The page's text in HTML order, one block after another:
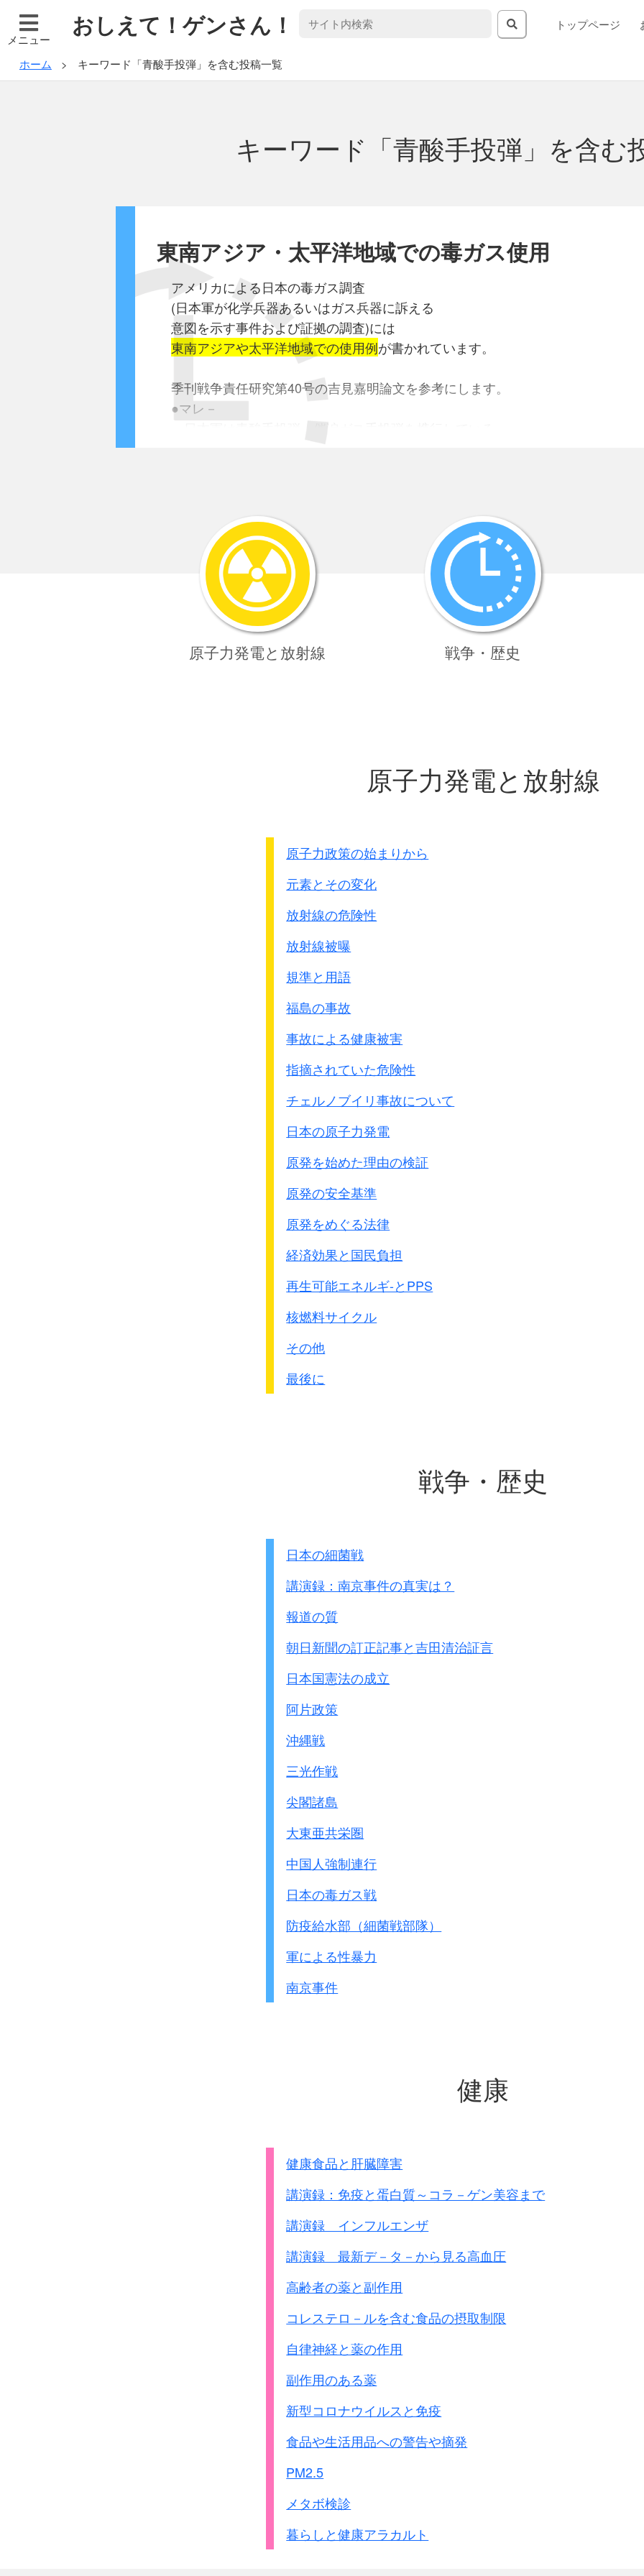
メニュー おしえて！ゲンさん！ トップページ
ホーム キーワード「青酸手投弾」を含む投稿一覧
キーワード「青酸手投弾」を含む
東南アジア・太平洋地域での毒ガス使用
アメリカによる日本の毒ガス調査
(日本軍が化学兵器あるいはガス兵器に訴える
意図を示す事件および証拠の調査)には
東南アジアや太平洋地域での使用例が書かれています。
季刊戦争責任研究第40号の吉見嘉明論文を参考にします。
●マレ－
日本軍は青酸手投弾・催涙ガス手投弾を携行している。
1）1942年12月25日、ニュ－ギニアのSapetoで、
日本軍が催涙ガス筒・嘔吐性ガス筒を放棄。
2）1943年2月6日、ガダルカナル島で青酸ガス手投弾を捕獲
3）同年2月8日、ガダルカナル島で青酸ガス手投弾を捕獲
4）同年1月23日・28日、包囲された日本軍部隊がガスを使用
5）1942年10月28日、ニュ－ギニアで捕獲された
第144連隊第7中隊記録には、
8）ポ－トモレスビ－で捕獲した捕虜の供述によれば、
攻撃用の毒ガス訓練は受けなかった、という。
ガス手投弾が携行されていることを示している。
11）Kokodaで捕獲した捕虜の供述によれば、
だれもガスマスクをもっていない、という。
毒ガス使用を中止する命令を出していますが、
孤立して小さな部隊はその後も使用を続けています。
ニュ－ギニア北部のビアク島の山中で孤立した部隊です。
●ビアク島における日本軍の嘔吐性ガス
使用説に関する総括報告 1945年4月25日
アメリカ陸軍兵站司令部主任化学将校ジョン・リディック中佐
1945年3月6日夜8時、日本兵が99式あか筒を2本使用した。
第579対空警報中隊の5名の兵士が嘔吐した。
中隊全体に頭痛と眼・咽喉の軽いヒリヒリ感を訴えるものが生じた。
その防護効果はなかった。
翌3月7日朝10時15分、フィルム・装備交換所で、
附近の兵士が頭痛とノド・鼻の痛みを訴えた。
ガスマスクの使用は効果があった。
原子力発電と放射線 戦争・歴史
原子力発電と放射線
原子力政策の始まりから
元素とその変化
放射線の危険性
放射線被曝
規準と用語
福島の事故
事故による健康被害
指摘されていた危険性
チェルノブイリ事故について
日本の原子力発電
原発を始めた理由の検証
原発の安全基準
原発をめぐる法律
経済効果と国民負担
再生可能エネルギ-とPPS
核燃料サイクル
その他
最後に
戦争・歴史
日本の細菌戦
講演録：南京事件の真実は？
報道の質
朝日新聞の訂正記事と吉田清治証言
日本国憲法の成立
阿片政策
沖縄戦
三光作戦
尖閣諸島
大東亜共栄圏
中国人強制連行
日本の毒ガス戦
防疫給水部（細菌戦部隊）
軍による性暴力
南京事件
健康
健康食品と肝臓障害
講演録：免疫と蛋白質～コラ－ゲン美容まで
講演録 インフルエンザ
講演録 最新デ－タ－から見る高血圧
高齢者の薬と副作用
コレステロ－ルを含む食品の摂取制限
自律神経と薬の作用
副作用のある薬
新型コロナウイルスと免疫
食品や生活用品への警告や摘発
PM2.5
メタボ検診
暮らしと健康アラカルト